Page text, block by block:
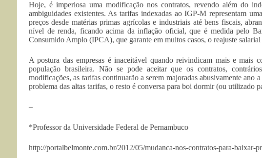
Hoje, é imperiosa uma modificação nos contratos, revendo além do
ambiguidades existentes. As tarifas indexadas ao IGP-M representam
preços desde matérias primas agrícolas e industriais até bens fiscais,
nível de renda, ficando acima da inflação oficial, que é medida pelo
Consumido Amplo (IPCA), que garante em muitos casos, o reajuste salarial
A postura das empresas é inaceitável quando reivindicam mais e mais
população brasileira. Não se pode aceitar que os contratos,
modificações, as tarifas continuarão a serem majoradas abusivamente ano
problema das altas tarifas, o resto é conversa para boi dormir (ou utilizado
–
*Professor da Universidade Federal de Pernambuco
http://portalbelmonte.com.br/2012/05/mudanca-nos-contratos-para-baixar-